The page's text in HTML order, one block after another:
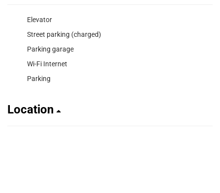
Elevator
Street parking (charged)
Parking garage
Wi-Fi Internet
Parking
Location